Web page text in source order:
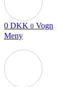
0 DKK 0 Vogn
Meny